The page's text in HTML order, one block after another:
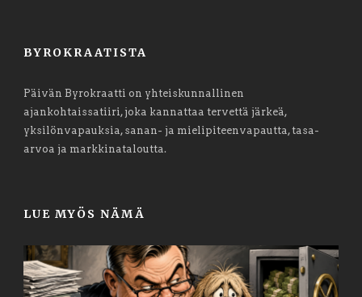
BYROKRAATISTA
Päivän Byrokraatti on yhteiskunnallinen
ajankohtaissatiiri, joka kannattaa tervettä järkeä,
yksilönvapauksia, sanan- ja mielipiteenvapautta, tasa-
arvoa ja markkinataloutta.
LUE MYÖS NÄMÄ